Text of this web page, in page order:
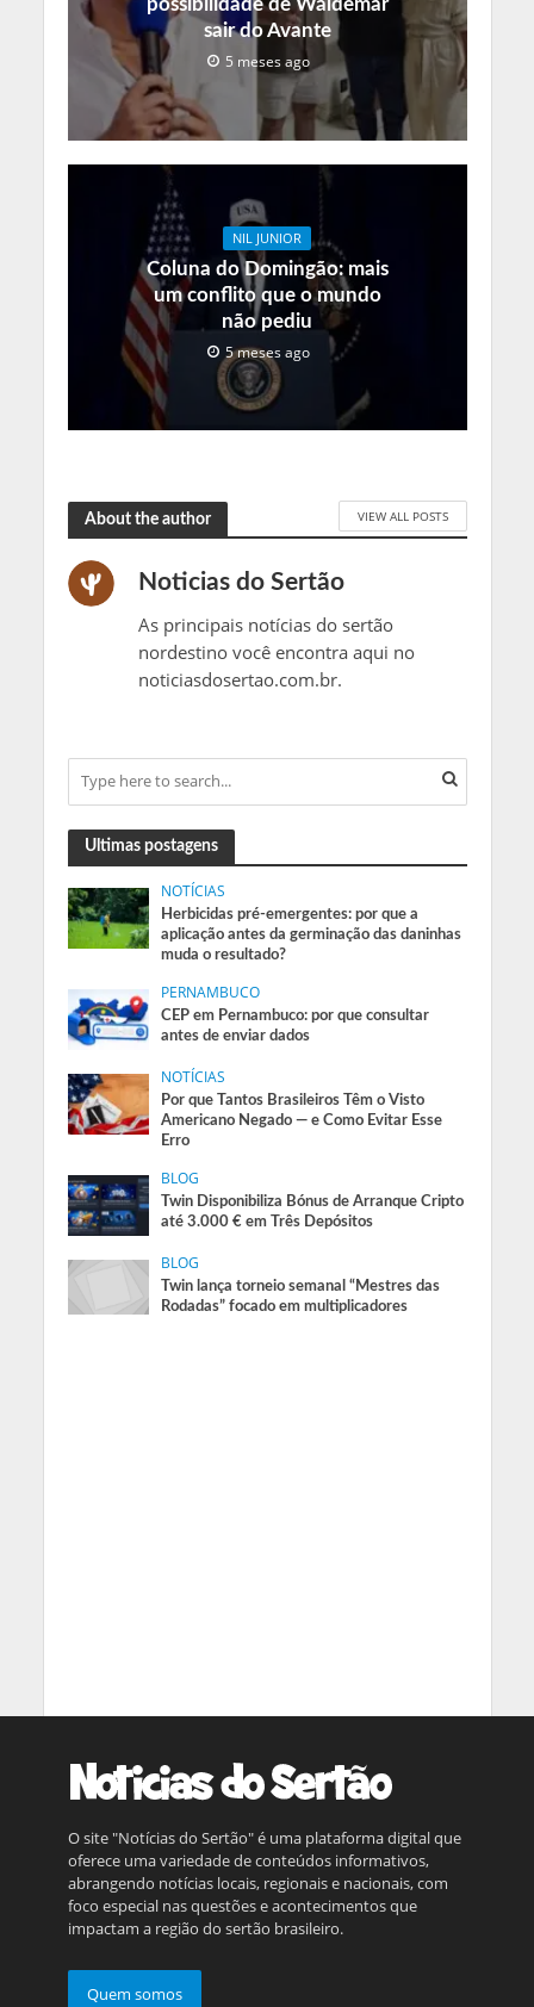
possibilidade de Waldemar
sair do Avante
5 meses ago
NIL JUNIOR
Coluna do Domingão: mais
um conflito que o mundo
não pediu
5 meses ago
About the author VIEW ALL POSTS
Noticias do Sertão
As principais notícias do sertão
nordestino você encontra aqui no
noticiasdosertao.com.br.
Ultimas postagens
NOTÍCIAS
Herbicidas pré-emergentes: por que a
aplicação antes da germinação das daninhas
muda o resultado?
PERNAMBUCO
CEP em Pernambuco: por que consultar
antes de enviar dados
NOTÍCIAS
Por que Tantos Brasileiros Têm o Visto
Americano Negado — e Como Evitar Esse
Erro
BLOG
Twin Disponibiliza Bónus de Arranque Cripto
até 3.000 € em Três Depósitos
BLOG
Twin lança torneio semanal “Mestres das
Rodadas” focado em multiplicadores
O site "Notícias do Sertão" é uma plataforma digital que
oferece uma variedade de conteúdos informativos,
abrangendo notícias locais, regionais e nacionais, com
foco especial nas questões e acontecimentos que
impactam a região do sertão brasileiro.
Quem somos